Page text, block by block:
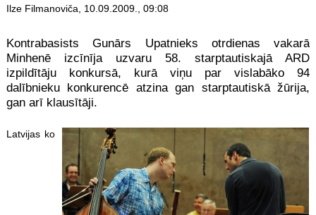
Ilze Filmanoviča, 10.09.2009., 09:08
Kontrabasists Gunārs Upatnieks otrdienas vakarā
Minhenē izcīnīja uzvaru 58. starptautiskajā ARD
izpildītāju konkursā, kurā viņu par vislabāko 94
dalībnieku konkurencē atzina gan starptautiskā žūrija,
gan arī klausītāji.
Latvijas ko